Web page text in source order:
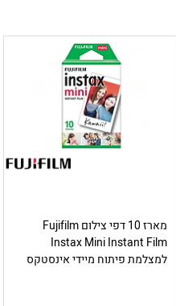
מארז 10 דפי צילום Fujifilm
Instax Mini Instant Film
למצלמת פיתוח מיידי אינסטקס